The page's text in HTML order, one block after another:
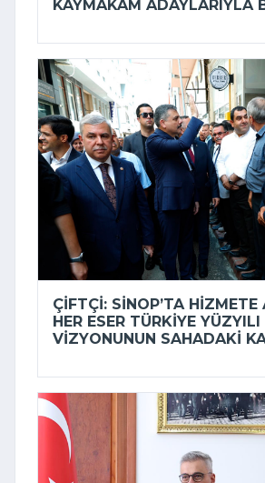
KAYMAKAM ADAYLARIYLA
ÇIFTÇI: SINOP’TA
HER ESER TÜRKIYE YÜZYILI
VIZYONUNUN SAHADAKI